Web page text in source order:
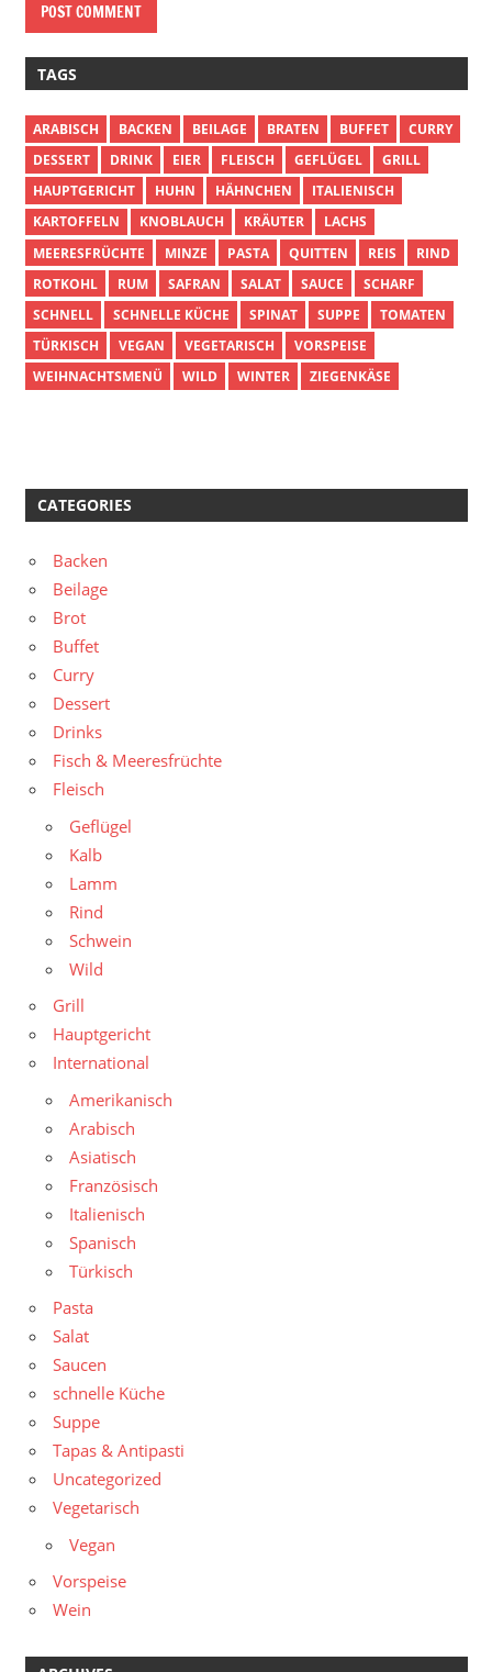
TAGS
ARABISCH BACKEN BEILAGE BRATEN BUFFET
CURRY
DESSERT
DRINK EIER FLEISCH GEFLÜGEL
GRILL
HAUPTGERICHT
HUHN HÄHNCHEN
ITALIENISCH
KARTOFFELN
KNOBLAUCH KRÄUTER
LACHS
MEERESFRÜCHTE
MINZE PASTA QUITTEN REIS
RIND
ROTKOHL
RUM SAFRAN SALAT SAUCE
SCHARF
SCHNELL
SCHNELLE KÜCHE SPINAT SUPPE
TOMATEN
TÜRKISCH
VEGAN VEGETARISCH
VORSPEISE
WEIHNACHTSMENÜ
WILD WINTER ZIEGENKÄSE
CATEGORIES
Backen
Beilage
Brot
Buffet
Curry
Dessert
Drinks
Fisch & Meeresfrüchte
Fleisch
Geflügel
Kalb
Lamm
Rind
Schwein
Wild
Grill
Hauptgericht
International
Amerikanisch
Arabisch
Asiatisch
Französisch
Italienisch
Spanisch
Türkisch
Pasta
Salat
Saucen
schnelle Küche
Suppe
Tapas & Antipasti
Uncategorized
Vegetarisch
Vegan
Vorspeise
Wein